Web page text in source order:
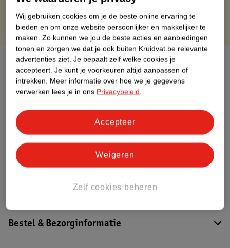
Over dit product
Productinformatie
Etiketinformatie
Nature Impact Score
Dit product heeft (nog) geen Nature
Meer informatie
Bestel & Bezorginformatie
Wij gebruiken cookies om je de beste online ervaring te
bieden en om onze website persoonlijker en makkelijker te
maken. Zo kunnen we jou de beste acties en aanbiedingen
tonen en zorgen we dat je ook buiten Kruidvat.be relevante
advertenties ziet. Je bepaalt zelf welke cookies je
accepteert. Je kunt je voorkeuren altijd aanpassen of
intrekken. Meer informatie over hoe we je gegevens
verwerken lees je in ons Privacybeleid.
Zelf cookies beheren
Weigeren
Accepteer